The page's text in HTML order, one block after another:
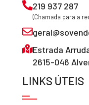
219 937 287
(Chamada para a
Estrada
2615-046
LINKS ÚTEIS